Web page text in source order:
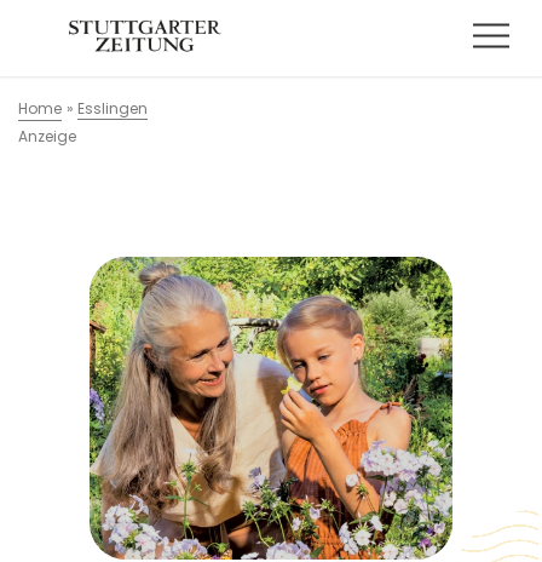
Home » Esslingen
Anzeige